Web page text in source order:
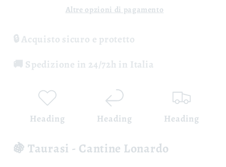
Altre opzioni di pagamento
🔒 Acquisto sicuro e protetto
🚚 Spedizione in 24/72h in Italia
Heading Heading Heading
🍇 Taurasi - Cantine Lonardo